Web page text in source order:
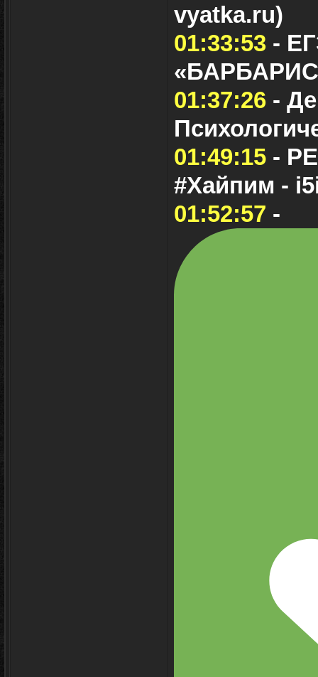
vyatka.ru)
01:33:53 -
01:37:26 -
01:49:15 -
#Хайпим -
01:52:57 -